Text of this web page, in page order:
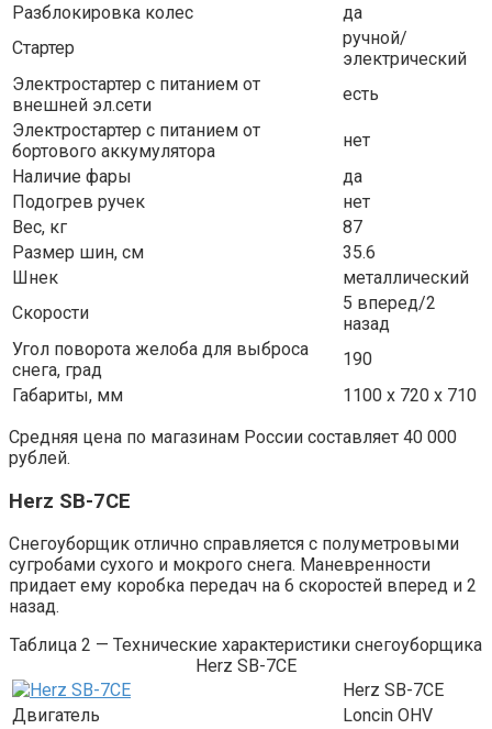
Разблокировка колес
да
Стартер
ручной/
электрический
Электростартер с питанием от
внешней эл.сети
есть
Электростартер с питанием от
бортового аккумулятора
нет
Наличие фары
да
Подогрев ручек
нет
Вес, кг
87
Размер шин, см
35.6
Шнек
металлический
Скорости
5 вперед/2
назад
Угол поворота желоба для выброса
снега, град
190
Габариты, мм
1100 х 720 х 710
Средняя цена по магазинам России составляет 40 000
рублей.
Herz SB-7CE
Снегоуборщик отлично справляется с полуметровыми
сугробами сухого и мокрого снега. Маневренности
придает ему коробка передач на 6 скоростей вперед и 2
назад.
Таблица 2 — Технические характеристики снегоуборщика
Herz SB-7CE
Herz SB-7CE
Двигатель
Loncin OHV